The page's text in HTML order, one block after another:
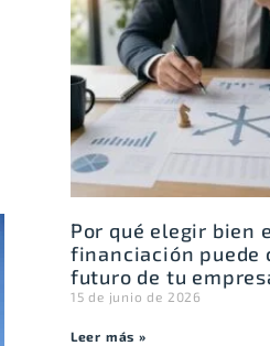
Por qué elegir bien
financiación puede
futuro de tu
15 de junio de 2026
Leer más »